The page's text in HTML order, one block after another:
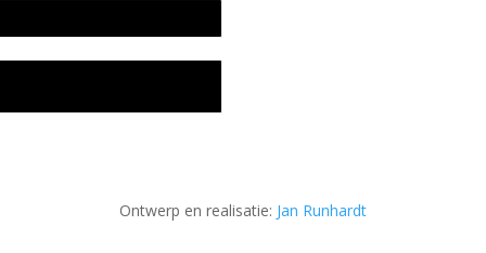
Ontwerp en realisatie: Jan Runhardt